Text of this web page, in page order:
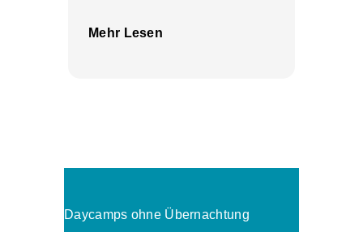
Mehr Lesen
Daycamps ohne Übernachtung